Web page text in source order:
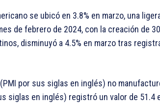
se ubicó en 3.8% en marzo, una
de febrero de 2024, con la creación de
disminuyó a 4.5% en marzo tras
por sus siglas en inglés) no
siglas en inglés) registró un valor de 51.4